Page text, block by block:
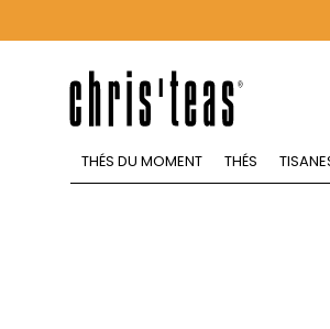
THÉS DU MOMENT THÉS